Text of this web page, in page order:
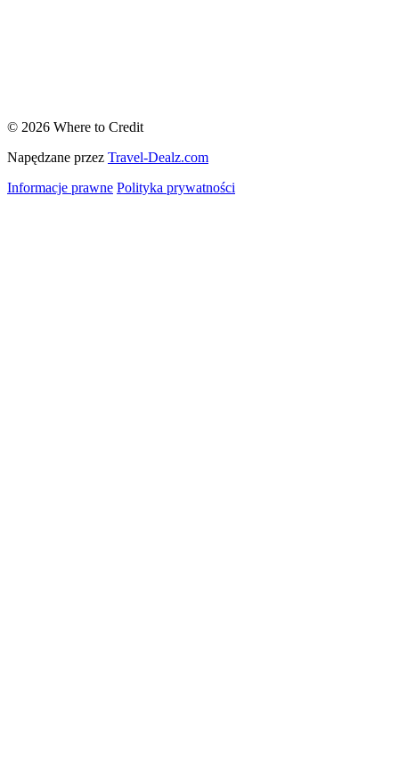
© 2026 Where to Credit
Napędzane przez Travel-Dealz.com
Informacje prawne Polityka prywatności